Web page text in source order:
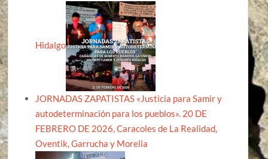
Hidalgo
JORNADAS ZAPATISTAS «Justicia para Samir y
autodeterminación para los pueblos». 20 DE
FEBRERO DE 2026, Caracoles de La Realidad,
Oventik, Garrucha y Morelia